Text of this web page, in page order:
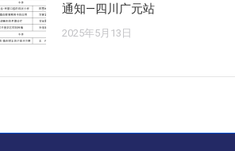
通知—四川广元站
2025年5月13日